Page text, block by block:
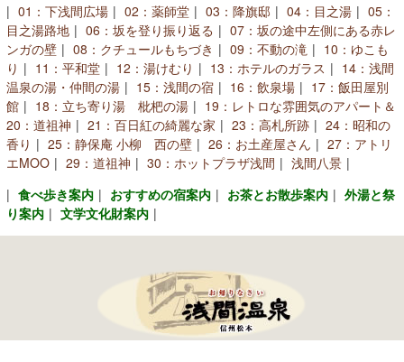
01：下浅間広場 02：薬師堂 03：降旗邸 04：目之湯
05：
目之湯路地
06：坂を登り振り返る
07：坂の途中左側にある赤レ
ンガの壁
08：クチュールもちづき 09：不動の滝
10：ゆこも
り
11：平和堂 12：湯けむり 13：ホテルのガラス
14：浅間
温泉の湯・仲間の湯
15：浅間の宿 16：飲泉場
17：飯田屋別
館
18：立ち寄り湯 枇杷の湯
19：レトロな雰囲気のアパート＆
20：道祖神
21：百日紅の綺麗な家 23：高札所跡
24：昭和の
香り
25：静保庵 小柳 西の壁 26：お土産屋さん
27：アトリ
エMOO
29：道祖神 30：ホットプラザ浅間
浅間八景
食べ歩き案内
おすすめの宿案内 お茶とお散歩案内
外湯と祭
り案内
文学文化財案内